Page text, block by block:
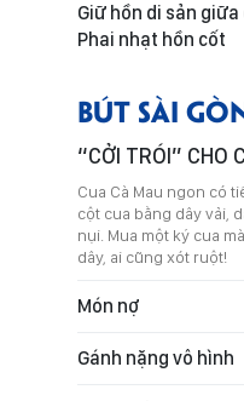
Giữ hồn di sản
Phai nhạt hồn cốt
BÚT SÀI
“CỞI TRÓI” CHO
Cua Cà Mau ngon có
cột cua bằng dây vải,
nụi. Mua một ký cua
dây, ai cũng xót ruột!
Món nợ
Gánh nặng vô hình